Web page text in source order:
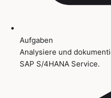
Aufgaben
Analysiere und
SAP S/4HANA Service.